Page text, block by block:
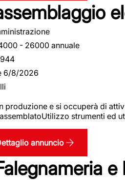
- 26000 annuale
6/8/2026
produzione e si occuperà di
strumenti ed
annuncio